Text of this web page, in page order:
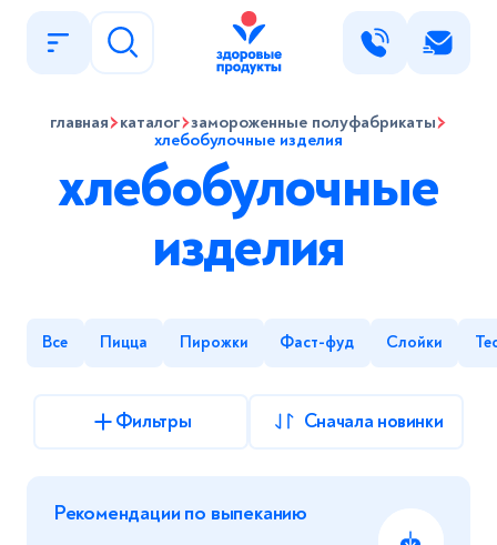
главная каталог замороженные полуфабрикаты
хлебобулочные изделия
хлебобулочные
изделия
Все Пицца Пирожки Фаст-фуд Слойки
Фильтры Сначала новинки
Рекомендации по выпеканию
Написать нам